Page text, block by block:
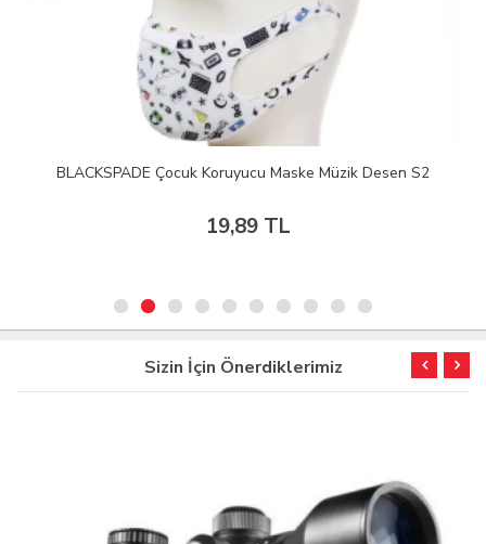
BLACKSPADE Çocuk Koruyucu Maske Müzik Desen S2
19,89 TL
Sizin İçin Önerdiklerimiz